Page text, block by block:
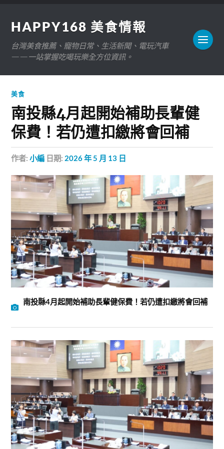
HAPPY168 美食情報
台灣美食推薦、寵物日常、生活新聞、電玩汽車
——一站掌握吃喝玩樂全方位資訊。
美食
南投縣4月起開始補助長輩健
保費！若仍遭扣繳將會回補
作者:小編 日期: 2026 年 5 月 13 日
南投縣4月起開始補助長輩健保費！若仍遭扣繳將會回補